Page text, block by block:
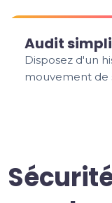
Audit
Disposez d'un
mouvement de